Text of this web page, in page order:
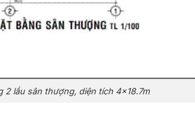
2 lầu sân thượng, diện tích 4×18.7m